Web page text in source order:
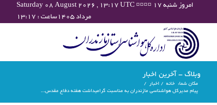
Saturday 08 August 2026 , 13:17 UTC ¤¤¤¤ امروز شنبه ۱۷
مرداد ۱۴۰۵ساعت : ۱۳:۱۷
وبلاگ - آخرین اخبار
مکان شما: خانه / اخبار
/
پیام مدیرکل هواشناسی مازندران به مناسبت گرامیداشت هفته دفاع مقدس...